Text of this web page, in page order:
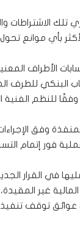
تلك الاشتراطات
بأي موانع تحول
الأطراف
البنكي
وفقًا للنظم
وفق
فور إتمام
في القرار
غير
توقف